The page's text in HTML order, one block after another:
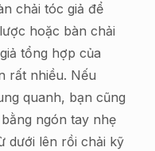
chải tóc giả để
hoặc bàn chải
tổng hợp của
rất nhiều. Nếu
quanh, bạn cũng
ngón tay nhẹ
dưới lên rồi chải kỹ